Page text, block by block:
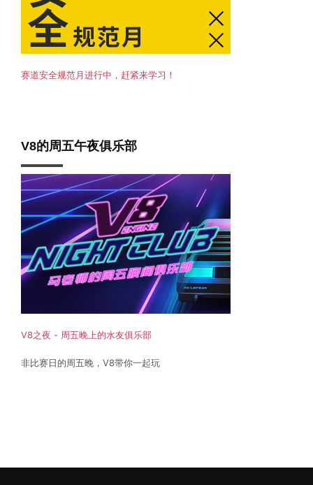
赛道安全规范月进行中，赶紧来学习！
V8的周五午夜俱乐部
V8之夜 - 周五晚上的水友俱乐部
非比赛日的周五晚，V8带你一起玩